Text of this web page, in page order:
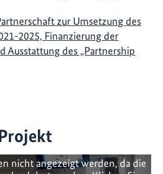
zur Umsetzung des
2025, Finanzierung der
Ausstattung des „Partnership
nicht angezeigt werden, da die